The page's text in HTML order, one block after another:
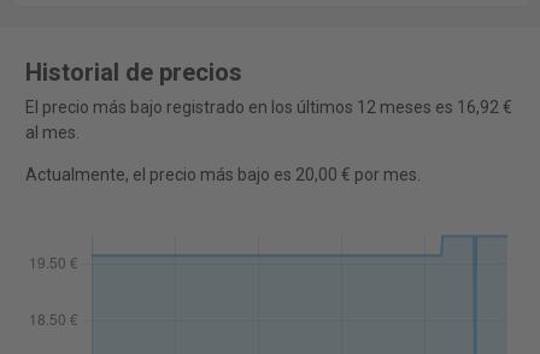
Historial de precios
El precio más bajo registrado en los últimos 12 meses es 16,92 €
al mes.
Actualmente, el precio más bajo es 20,00 € por mes.